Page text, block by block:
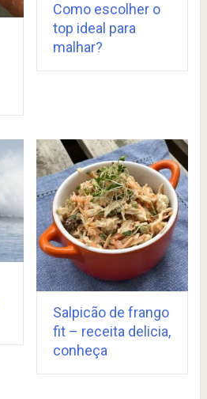
Como escolher o
top ideal para
malhar?
Salpicão de frango
fit – receita delicia,
conheça